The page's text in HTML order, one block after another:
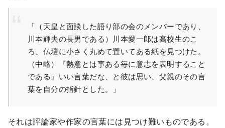
「（天皇と面談した語り部の会のメンバーであり、
川本輝夫の長男である）川本愛一郎は高校生のこ
ろ、仏壇に小さく丸めて置いてある紙を見つけた。
（中略）『熱意とは事ある毎に意志を表明すること
である』いい言葉だな、と彼は思い、父親のその言
葉を自分の指針とした。」
それは評論家や作家の言葉には見つけ難いものである。